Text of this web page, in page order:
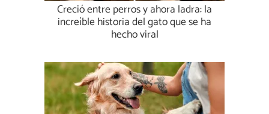
Creció entre perros y ahora ladra: la
increíble historia del gato que se ha
hecho viral